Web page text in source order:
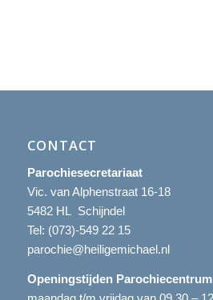
CONTACT
Parochiesecretariaat
Vic. van Alphenstraat 16-18
5482 HL Schijndel
Tel: (073)-549 22 15
parochie@heiligemichael.nl
Openingstijden Parochiecentrum